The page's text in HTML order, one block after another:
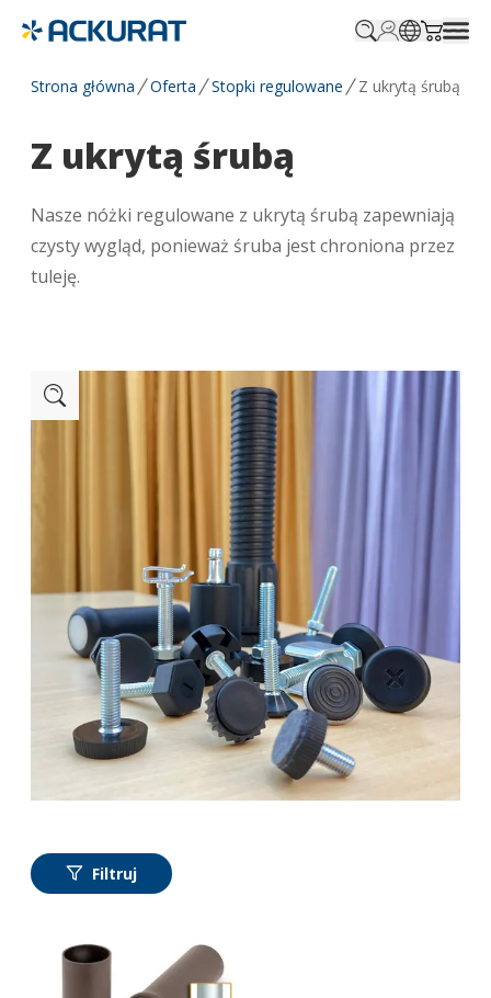
Strona główna Oferta Stopki regulowane Z ukrytą śrubą
Z ukrytą śrubą
Nasze nóżki regulowane z ukrytą śrubą zapewniają
czysty wygląd, ponieważ śruba jest chroniona przez
tuleję.
Filtruj